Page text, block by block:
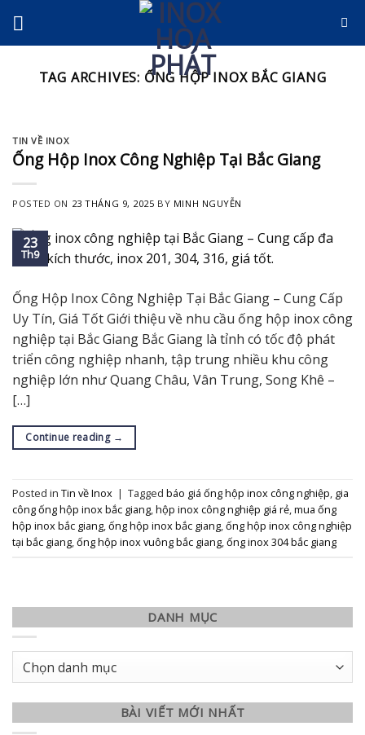
content
TAG ARCHIVES: ỐNG HỘP INOX BẮC GIANG
TIN VỀ INOX
Ống Hộp Inox Công Nghiệp Tại Bắc Giang
POSTED ON 23 THÁNG 9, 2025 BY MINH NGUYỄN
23
Th9
Ống Hộp Inox Công Nghiệp Tại Bắc Giang – Cung Cấp
Uy Tín, Giá Tốt Giới thiệu về nhu cầu ống hộp inox công
nghiệp tại Bắc Giang Bắc Giang là tỉnh có tốc độ phát
triển công nghiệp nhanh, tập trung nhiều khu công
nghiệp lớn như Quang Châu, Vân Trung, Song Khê –
[…]
Continue reading →
Posted in Tin về Inox | Tagged báo giá ống hộp inox công nghiệp, gia
công ống hộp inox bắc giang,hộp inox công nghiệp giá rẻ,mua ống
hộp inox bắc giang,ống hộp inox bắc giang,ống hộp inox công nghiệp
tại bắc giang,ống hộp inox vuông bắc giang,ống inox 304 bắc giang
DANH MỤC
Danh
mục
BÀI VIẾT MỚI NHẤT